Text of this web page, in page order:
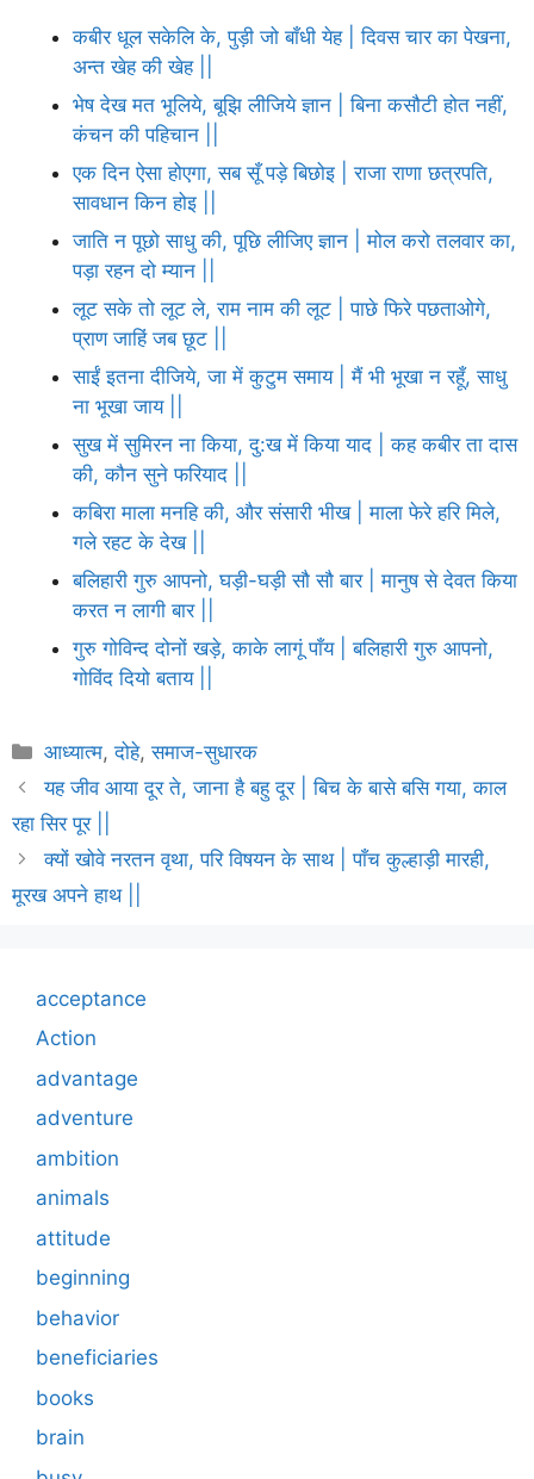
कबीर धूल सकेलि के, पुड़ी जो बाँधी येह | दिवस चार का पेखना,
अन्त खेह की खेह ||
भेष देख मत भूलिये, बूझि लीजिये ज्ञान | बिना कसौटी होत नहीं,
कंचन की पहिचान ||
एक दिन ऐसा होएगा, सब सूँ पड़े बिछोइ | राजा राणा छत्रपति,
सावधान किन होइ ||
जाति न पूछो साधु की, पूछि लीजिए ज्ञान | मोल करो तलवार का,
पड़ा रहन दो म्यान ||
लूट सके तो लूट ले, राम नाम की लूट | पाछे फिरे पछताओगे,
प्राण जाहिं जब छूट ||
साईं इतना दीजिये, जा में कुटुम समाय | मैं भी भूखा न रहूँ, साधु
ना भूखा जाय ||
सुख में सुमिरन ना किया, दु:ख में किया याद | कह कबीर ता दास
की, कौन सुने फरियाद ||
कबिरा माला मनहि की, और संसारी भीख | माला फेरे हरि मिले,
गले रहट के देख ||
बलिहारी गुरु आपनो, घड़ी-घड़ी सौ सौ बार | मानुष से देवत किया
करत न लागी बार ||
गुरु गोविन्द दोनों खड़े, काके लागूं पाँय | बलिहारी गुरु आपनो,
गोविंद दियो बताय ||
Categories
आध्यात्म,दोहे,समाज-सुधारक
यह जीव आया दूर ते, जाना है बहु दूर | बिच के बासे बसि गया, काल
रहा सिर पूर ||
क्यों खोवे नरतन वृथा, परि विषयन के साथ | पाँच कुल्हाड़ी मारही,
मूरख अपने हाथ ||
acceptance
Action
advantage
adventure
ambition
animals
attitude
beginning
behavior
beneficiaries
books
brain